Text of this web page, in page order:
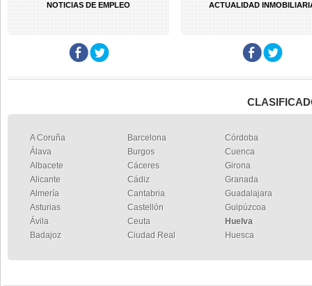
NOTICIAS DE EMPLEO ACTUALIDAD
A Coruña
Álava
Albacete
Alicante
Almería
Asturias
Ávila
Badajoz
Barcelona
Burgos
Cáceres
Cádiz
Cantabria
Castellón
Ceuta
Ciudad Real
Córdoba
Cuenca
Girona
Granada
Guadalajara
Guipúzcoa
Huelva
Huesca